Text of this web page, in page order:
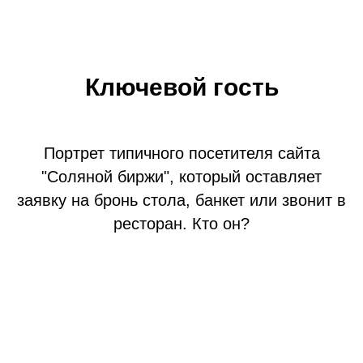
Ключевой гость
Портрет типичного посетителя сайта
"Соляной биржи", который оставляет
заявку на бронь стола, банкет или звонит в
ресторан. Кто он?